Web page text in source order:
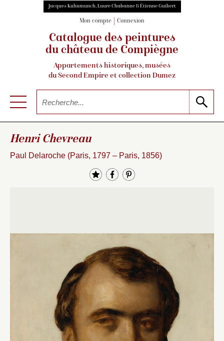
Jacques Kuhnmunch, Laure Chabanne & Étienne Guibert
Mon compte Connexion
Catalogue des peintures
du château de Compiègne
Appartements historiques, musées
du Second Empire et collection Dumez
Henri Chevreau
Paul Delaroche (Paris, 1797 – Paris, 1856)